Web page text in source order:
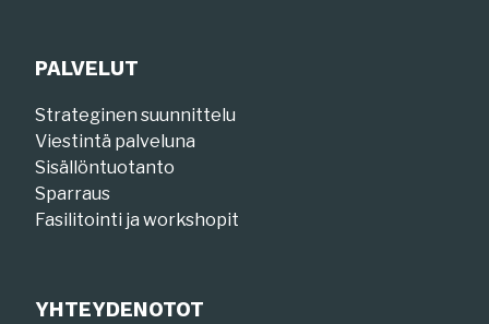
PALVELUT
Strateginen suunnittelu
Viestintä palveluna
Sisällöntuotanto
Sparraus
Fasilitointi ja workshopit
YHTEYDENOTOT